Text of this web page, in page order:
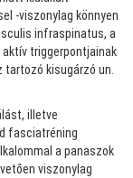
-viszonylag könnyen
infraspinatus, a
triggerpontjainak
kisugárzó un.
illetve
fasciatréning
a panaszok
viszonylag